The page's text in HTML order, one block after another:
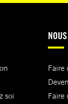
soi
Faire
Faire